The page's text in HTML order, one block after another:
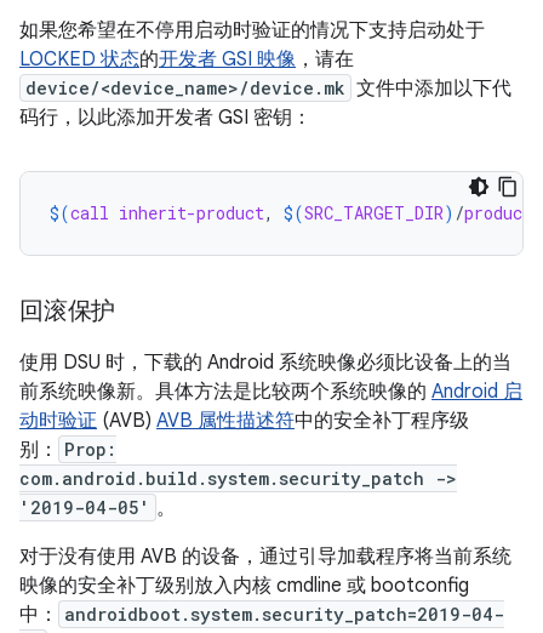
如果您希望在不停用启动时验证的情况下支持启动处于
LOCKED 状态的开发者 GSI 映像 ，请在
device/<device_name>/device.mk 文件中添加以下代
码行，以此添加开发者 GSI 密钥：
$(call inherit-product, $(SRC_TARGET_DIR) /product
回滚保护
使用 DSU 时，下载的 Android 系统映像必须比设备上的当
前系统映像新。具体方法是比较两个系统映像的 Android 启
动时验证 (AVB) AVB 属性描述符中的安全补丁程序级
别：
Prop:
com.android.build.system.security_patch ->
'2019-04-05' 。
对于没有使用 AVB 的设备，通过引导加载程序将当前系统
映像的安全补丁级别放入内核 cmdline 或 bootconfig
中：
androidboot.system.security_patch=2019-04-